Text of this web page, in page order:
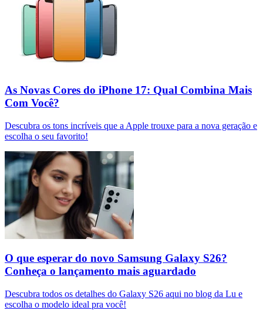
As Novas Cores do iPhone 17: Qual Combina Mais
Com Você?
Descubra os tons incríveis que a Apple trouxe para a nova geração e
escolha o seu favorito!
O que esperar do novo Samsung Galaxy S26?
Conheça o lançamento mais aguardado
Descubra todos os detalhes do Galaxy S26 aqui no blog da Lu e
escolha o modelo ideal pra você!